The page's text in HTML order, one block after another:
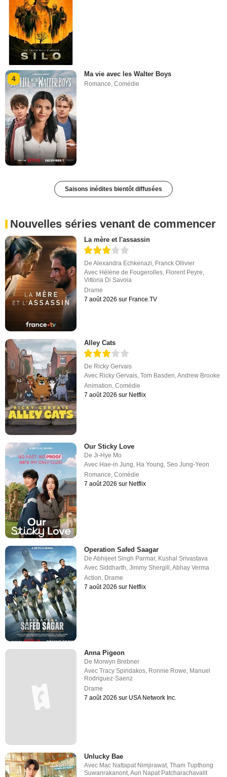
4
Ma vie avec les Walter Boys
Romance ,Comédie
Saisons inédites bientôt diffusées
Nouvelles séries venant de commencer
La mère et l'assassin
DeAlexandra Echkenazi, Franck Ollivier
Avec Hélène de Fougerolles, Florent Peyre,
Vittoria Di Savoia
Drame
7 août 2026 sur France.TV
Alley Cats
De Ricky Gervais
Avec Ricky Gervais,Tom Basden,Andrew Brooke
Animation,Comédie
7 août 2026 sur Netflix
Our Sticky Love
DeJi-Hye Mo
Avec Hae-in Jung Ha Young ,Seo Jung-Yeon
Romance ,Comédie
7 août 2026 sur Netflix
Operation Safed Saagar
DeAbhijeet Singh Parmar, Kushal Srivastava
AvecSiddharth,Jimmy Shergill ,Abhay Verma
Action, Drame
7 août 2026 sur Netflix
Anna Pigeon
De Morwyn Brebner
AvecTracy Spiridakos, Ronnie Rowe, Manuel
Rodriguez-Saenz
Drame
7 août 2026 sur USA Network Inc.
Unlucky Bae
Avec Mac Nattapat Nimjirawat ,Tham Tupthong
Suwanrakanont ,Aun Napat Patcharachavalit